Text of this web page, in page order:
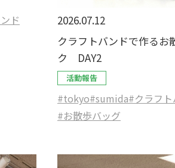
ド
2026.07.12
クラフトバンドで作るお
ク DAY2
活動報告
#tokyo#sumida#クラフ
#お散歩バッグ